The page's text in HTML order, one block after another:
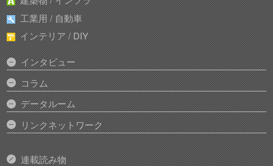
工業用 / 自動車
インテリア / DIY
インタビュー
コラム
データルーム
リンクネットワーク
連載読み物